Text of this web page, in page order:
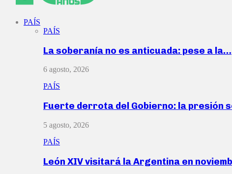
PAÍS
PAÍS
La soberanía no es anticuada: pese a la…
6 agosto, 2026
PAÍS
Fuerte derrota del Gobierno: la presión
5 agosto, 2026
PAÍS
León XIV visitará la Argentina en